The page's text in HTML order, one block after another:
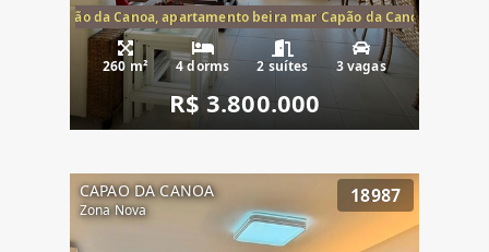
mar Capão da Canoa, apartamento beira mar Capão da Canoa,
260 m² 4 dorms 2 suítes 3 vagas
R$ 3.800.000
CAPAO DA CANOA
Zona Nova
18987